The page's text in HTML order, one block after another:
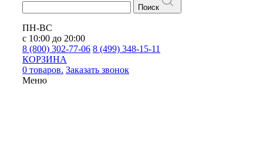
Поиск
ПН-ВС
с 10:00 до 20:00
8 (800) 302-77-06 8 (499) 348-15-11
КОРЗИНА
0 товаров. Заказать звонок
Меню